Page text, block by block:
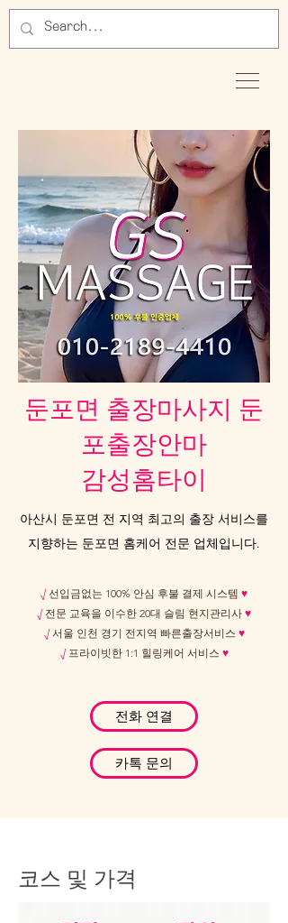
둔포면 출장마사지 둔
포출장안마
감성홈타이
아산시 둔포면 전 지역 최고의 출장 서비스를
지향하는 둔포면 홈케어 전문 업체입니다.
√ 선입금없는 100% 안심 후불 결제 시스템 ♥
√ 전문 교육을 이수한 20대 슬림 현지관리사 ♥
√서울 인천 경기 전지역 빠른출장서비스 ♥
√ 프라이빗한 1:1 힐링케어 서비스 ♥
전화 연결
카톡 문의
코스 및 가격